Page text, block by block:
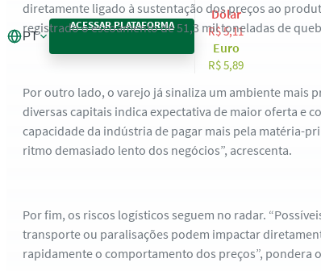
PT
ACESSAR PLATAFORMA
Dólar
R$ 5,11
Euro
R$ 5,89
diretamente ligado à sustentação dos preços ao
registrado o escoamento de 51,3 mil toneladas de
Por outro lado, o varejo já sinaliza um ambiente mais
diversas capitais indica expectativa de maior oferta e
capacidade da indústria de pagar mais pela matéria-
ritmo demasiado lento dos negócios”, acrescenta.
Por fim, os riscos logísticos seguem no radar.
transporte ou paralisações podem impactar
rapidamente o comportamento dos preços”, pondera